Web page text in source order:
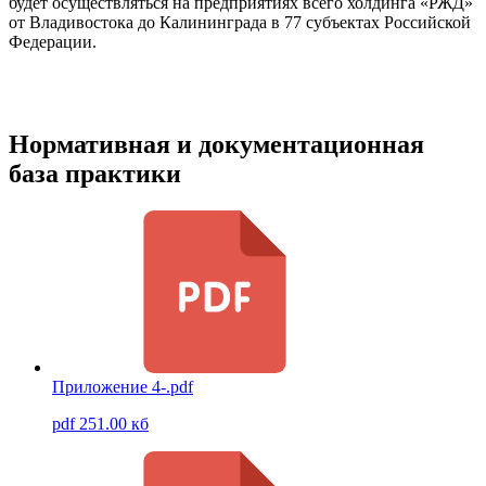
от Владивостока до Калининграда в 77 субъектах Российской
Федерации.
Нормативная и документационная
база практики
Приложение 4-.pdf
pdf 251.00 кб